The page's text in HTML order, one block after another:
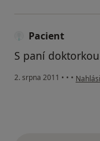
Pacient
S paní
2. srpna 2011 • • • podle